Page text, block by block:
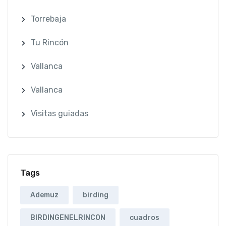
Torrebaja
Tu Rincón
Vallanca
Vallanca
Visitas guiadas
Tags
Ademuz birding
BIRDINGENELRINCON cuadros